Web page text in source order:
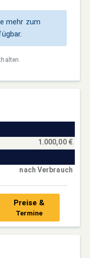
mehr zum
1.000,00 €
nach Verbrauch
Preise &
Termine